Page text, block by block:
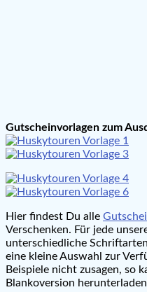
Gutscheinvorlagen zum
Hier findest Du alle
Verschenken. Für jede
unterschiedliche
eine kleine Auswahl zur
Beispiele nicht zusagen, so
Blankoversion